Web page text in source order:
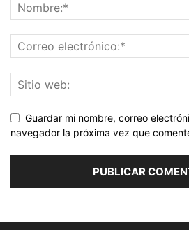
Guardar mi nombre, correo
navegador la próxima vez que